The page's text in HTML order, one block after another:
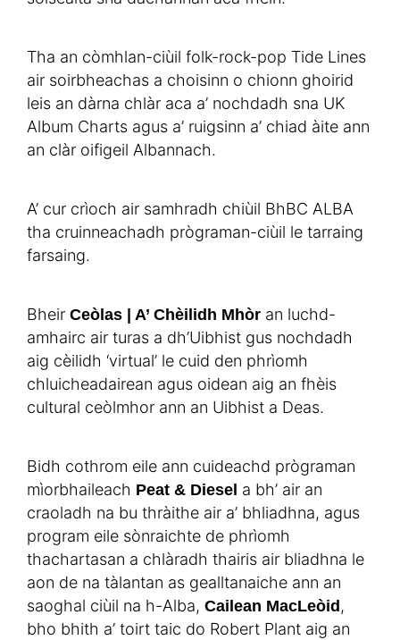
Tha an còmhlan-ciùil folk-rock-pop Tide Lines
air soirbheachas a choisinn o chionn ghoirid
leis an dàrna chlàr aca a’ nochdadh sna UK
Album Charts agus a’ ruigsinn a’ chiad àite ann
an clàr oifigeil Albannach.
A’ cur crìoch air samhradh chiùil BhBC ALBA
tha cruinneachadh prògraman-ciùil le tarraing
farsaing.
Bheir Ceòlas | A’ Chèilidh Mhòr an luchd-
amhairc air turas a dh’Uibhist gus nochdadh
aig cèilidh ‘virtual’ le cuid den phrìomh
chluicheadairean agus oidean aig an fhèis
cultural ceòlmhor ann an Uibhist a Deas.
Bidh cothrom eile ann cuideachd prògraman
mìorbhaileach Peat & Diesel a bh’ air an
craoladh na bu thràithe air a’ bhliadhna, agus
program eile sònraichte de phrìomh
thachartasan a chlàradh thairis air bliadhna le
aon de na tàlantan as gealltanaiche ann an
saoghal ciùil na h-Alba, Cailean MacLeòid ,
bho bhith a’ toirt taic do Robert Plant aig an